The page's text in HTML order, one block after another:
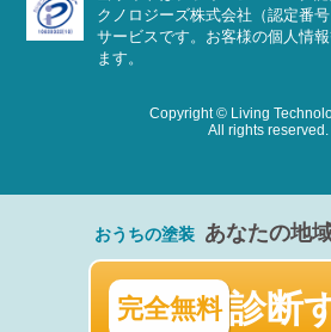
クノロジーズ株式会社（認定番
サービスです。お客様の個人情
ます。
Copyright © Living
All rights reserved.
おうちの塗装 あなたの地
完全無料 診断